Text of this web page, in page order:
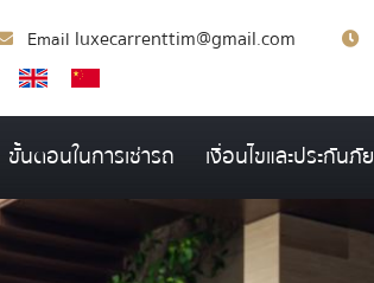
Email luxecarrenttim@gmail.com
ขั้นตอนในการเช่ารถ เงื่อนไขและประกันภัย